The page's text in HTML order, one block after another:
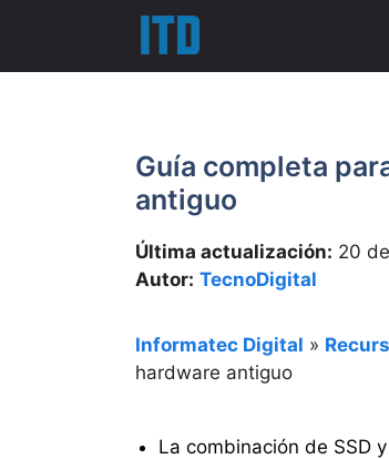
contenido
Guía completa
antiguo
Última actualización: 20
Autor: TecnoDigital
Informatec Digital »
hardware antiguo
La combinación de SSD